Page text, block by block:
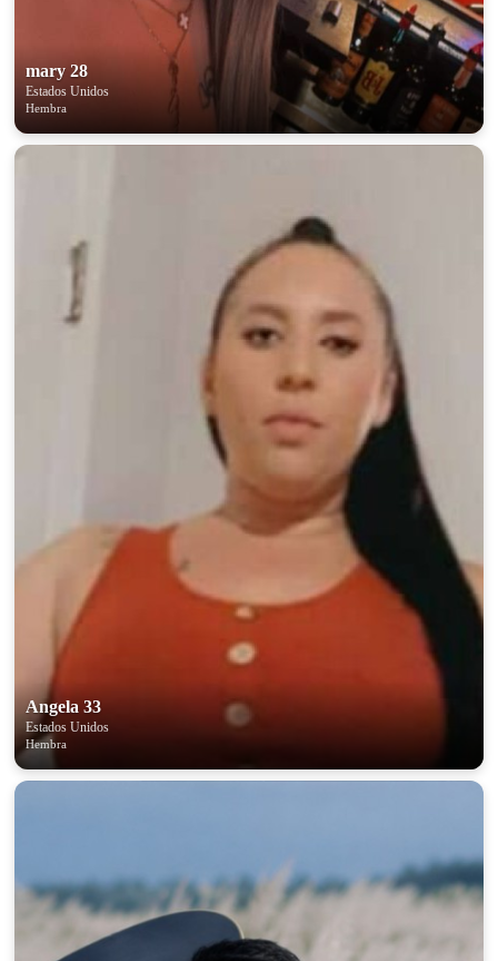
mary 28
Estados Unidos
Hembra
Angela 33
Estados Unidos
Hembra